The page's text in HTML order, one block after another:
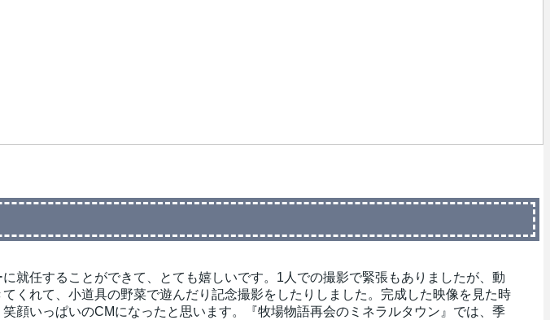
任することができて、とても嬉しいです。1人での撮影で緊張もありましたが、動
くれて、小道具の野菜で遊んだり記念撮影をしたりしました。完成した映像を見た時
顔いっぱいのCMになったと思います。『牧場物語再会のミネラルタウン』では、季